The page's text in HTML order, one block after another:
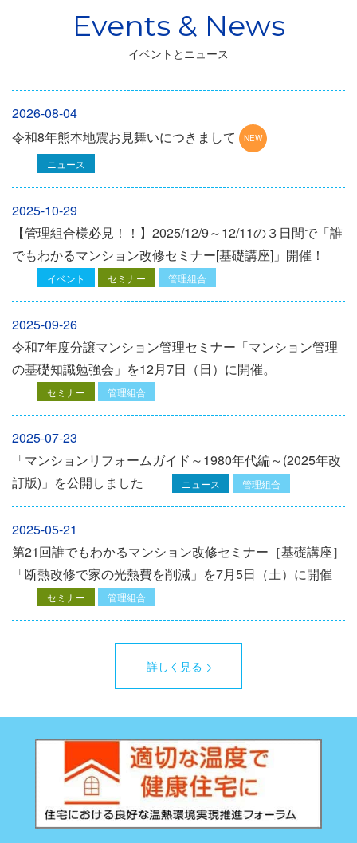
イベントとニュース
2026-08-04
令和8年熊本地震お見舞いにつきまして
ニュース
2025-10-29
【管理組合様必見！！】2025/12/9～12/11の３日間で「誰
でもわかるマンション改修セミナー[基礎講座]」開催！
イベント セミナー 管理組合
2025-09-26
令和7年度分譲マンション管理セミナー「マンション管理
の基礎知識勉強会」を12⽉7⽇（⽇）に開催。
セミナー 管理組合
2025-07-23
「マンションリフォームガイド～1980年代編～(2025年改
訂版)」を公開しました
ニュース 管理組合
2025-05-21
第21回誰でもわかるマンション改修セミナー［基礎講座］
「断熱改修で家の光熱費を削減」を7月5日（土）に開催
セミナー 管理組合
詳しく見る